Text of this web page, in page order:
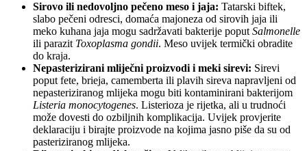
Sirovo ili nedovoljno pečeno meso i jaja: Tatarski biftek,
slabo pečeni odresci, domaća majoneza od sirovih jaja ili
meko kuhana jaja mogu sadržavati bakterije poput Salmonelle
ili parazit Toxoplasma gondii. Meso uvijek termički obradite
do kraja.
Nepasterizirani mliječni proizvodi i meki sirevi: Sirevi
poput fete, brieja, camemberta ili plavih sireva napravljeni od
nepasteriziranog mlijeka mogu biti kontaminirani bakterijom
Listeria monocytogenes. Listerioza je rijetka, ali u trudnoći
može dovesti do ozbiljnih komplikacija. Uvijek provjerite
deklaraciju i birajte proizvode na kojima jasno piše da su od
pasteriziranog mlijeka.